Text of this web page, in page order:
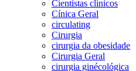
Cientistas clínicos
Cínica Geral
circulating
Cirurgia
cirurgia da obesidade
Cirurgia Geral
cirurgia ginécológica